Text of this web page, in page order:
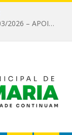
EDITAL DE CHAMAMENTO PÚBLICO Nº 003/2026 – APOIO À INFRAESTRUTURA CULTURAL